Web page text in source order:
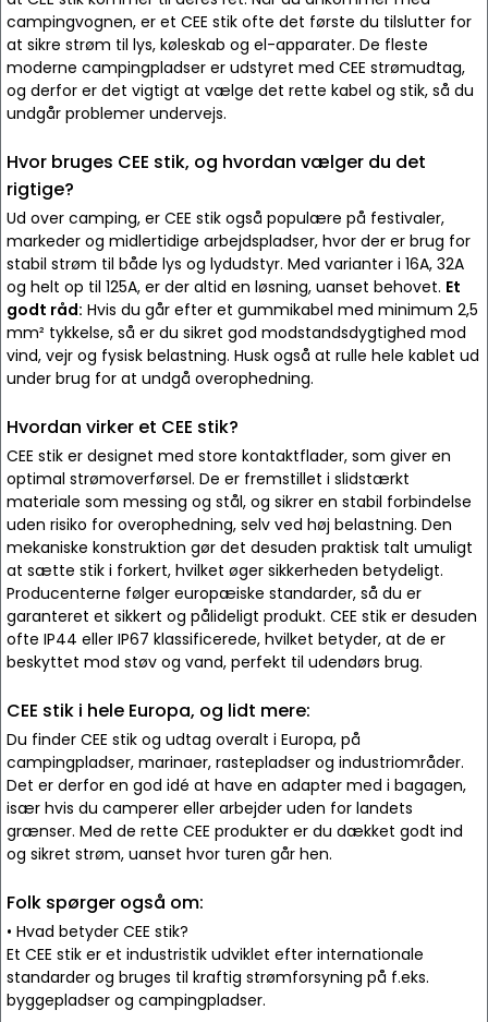
campingvognen, er et CEE stik ofte det første du tilslutter for
at sikre strøm til lys, køleskab og el-apparater. De fleste
moderne campingpladser er udstyret med CEE strømudtag,
og derfor er det vigtigt at vælge det rette kabel og stik, så du
undgår problemer undervejs.
Hvor bruges CEE stik, og hvordan vælger du det
rigtige?
Ud over camping, er CEE stik også populære på festivaler,
markeder og midlertidige arbejdspladser, hvor der er brug for
stabil strøm til både lys og lydudstyr. Med varianter i 16A, 32A
og helt op til 125A, er der altid en løsning, uanset behovet. Et
godt råd: Hvis du går efter et gummikabel med minimum 2,5
mm² tykkelse, så er du sikret god modstandsdygtighed mod
vind, vejr og fysisk belastning. Husk også at rulle hele kablet ud
under brug for at undgå overophedning.
Hvordan virker et CEE stik?
CEE stik er designet med store kontaktflader, som giver en
optimal strømoverførsel. De er fremstillet i slidstærkt
materiale som messing og stål, og sikrer en stabil forbindelse
uden risiko for overophedning, selv ved høj belastning. Den
mekaniske konstruktion gør det desuden praktisk talt umuligt
at sætte stik i forkert, hvilket øger sikkerheden betydeligt.
Producenterne følger europæiske standarder, så du er
garanteret et sikkert og pålideligt produkt. CEE stik er desuden
ofte IP44 eller IP67 klassificerede, hvilket betyder, at de er
beskyttet mod støv og vand, perfekt til udendørs brug.
CEE stik i hele Europa, og lidt mere:
Du finder CEE stik og udtag overalt i Europa, på
campingpladser, marinaer, rastepladser og industriområder.
Det er derfor en god idé at have en adapter med i bagagen,
især hvis du camperer eller arbejder uden for landets
grænser. Med de rette CEE produkter er du dækket godt ind
og sikret strøm, uanset hvor turen går hen.
Folk spørger også om:
• Hvad betyder CEE stik?
Et CEE stik er et industristik udviklet efter internationale
standarder og bruges til kraftig strømforsyning på f.eks.
byggepladser og campingpladser.